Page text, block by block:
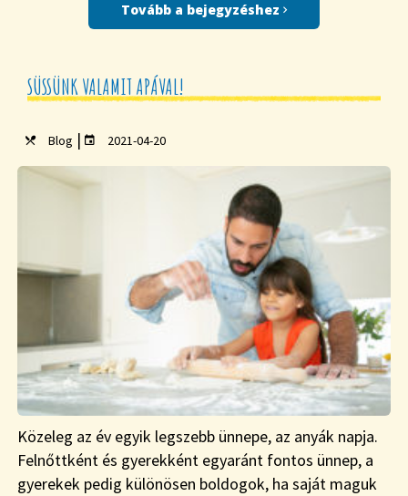
Tovább a bejegyzéshez
SÜSSÜNK VALAMIT APÁVAL!
Blog | 2021-04-20
Közeleg az év egyik legszebb ünnepe, az anyák napja.
Felnőttként és gyerekként egyaránt fontos ünnep, a
gyerekek pedig különösen boldogok, ha saját maguk